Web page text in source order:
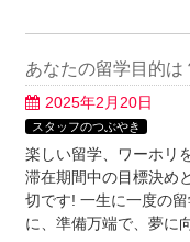
あなたの留学目的は
2025年2月20日
スタッフのつぶやき
楽しい留学、ワーホリ
滞在期間中の目標決め
切です! 一生に一度の
に、準備万端で、夢に